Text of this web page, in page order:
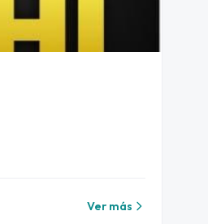
Ver más